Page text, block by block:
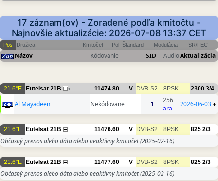
17 záznam(ov) - Zoradené podľa kmitočtu -
Najnovšie aktualizácie: 2026-07-08 13:37 CET
Pos Družica Kmitočet Pol Štandard Modulácia SR/FEC
Názov Kódovanie SID AudioAktualizácia
21.6°E Eutelsat 21B 1 11474.80 V DVB-S2 8PSK 2300 3/4
Al Mayadeen Nekódovane 1
256
ara
2026-06-03+
21.6°E Eutelsat 21B 11476.60 V DVB-S2 8PSK 825 2/3
Občasný prenos alebo dáta alebo neaktívny kmitočet(2025-02-16)
21.6°E Eutelsat 21B 11477.60 V DVB-S2 8PSK 825 2/3
Občasný prenos alebo dáta alebo neaktívny kmitočet(2025-02-16)